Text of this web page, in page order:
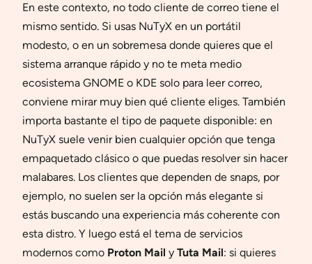
En este contexto, no todo cliente de correo tiene el
mismo sentido. Si usas NuTyX en un portátil
modesto, o en un sobremesa donde quieres que el
sistema arranque rápido y no te meta medio
ecosistema GNOME o KDE solo para leer correo,
conviene mirar muy bien qué cliente eliges. También
importa bastante el tipo de paquete disponible: en
NuTyX suele venir bien cualquier opción que tenga
empaquetado clásico o que puedas resolver sin hacer
malabares. Los clientes que dependen de snaps, por
ejemplo, no suelen ser la opción más elegante si
estás buscando una experiencia más coherente con
esta distro. Y luego está el tema de servicios
modernos como Proton Mail y Tuta Mail: si quieres